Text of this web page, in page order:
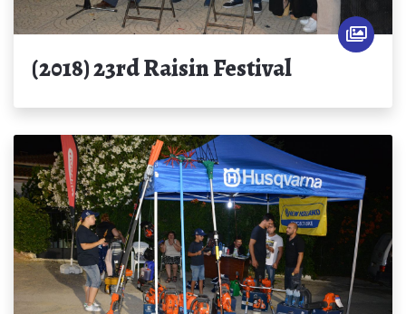
(2018) 23rd Raisin Festival